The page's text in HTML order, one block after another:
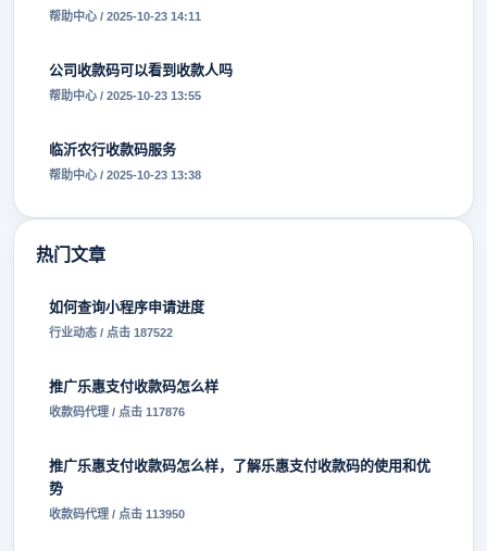
帮助中心 / 2025-10-23 14:11
公司收款码可以看到收款人吗
帮助中心 / 2025-10-23 13:55
临沂农行收款码服务
帮助中心 / 2025-10-23 13:38
热门文章
如何查询小程序申请进度
行业动态 / 点击 187522
推广乐惠支付收款码怎么样
收款码代理 / 点击 117876
推广乐惠支付收款码怎么样，了解乐惠支付收款码的使用和优
势
收款码代理 / 点击 113950